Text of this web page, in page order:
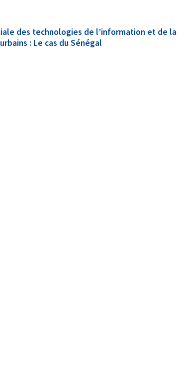
des technologies de l’information et de la
: Le cas du Sénégal